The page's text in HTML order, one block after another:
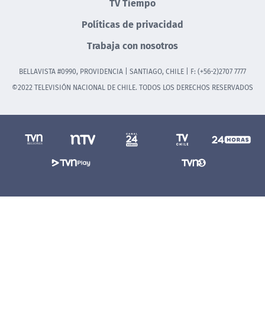
Políticas de privacidad
Trabaja con nosotros
BELLAVISTA #0990, PROVIDENCIA | SANTIAGO, CHILE | F: (+56-2)2707 7777
©2022 TELEVISIÓN NACIONAL DE CHILE. TODOS LOS DERECHOS RESERVADOS